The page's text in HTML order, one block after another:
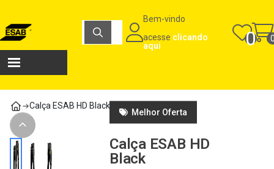
Máquinas e Consumíveis para Soldagem e Corte | Loja ESAB
Bem-vindo
acesse clicando
aqui
0
Calça ESAB HD Black
Calça ESAB HD
Black
Melhor Oferta
Total
R$ 0,00